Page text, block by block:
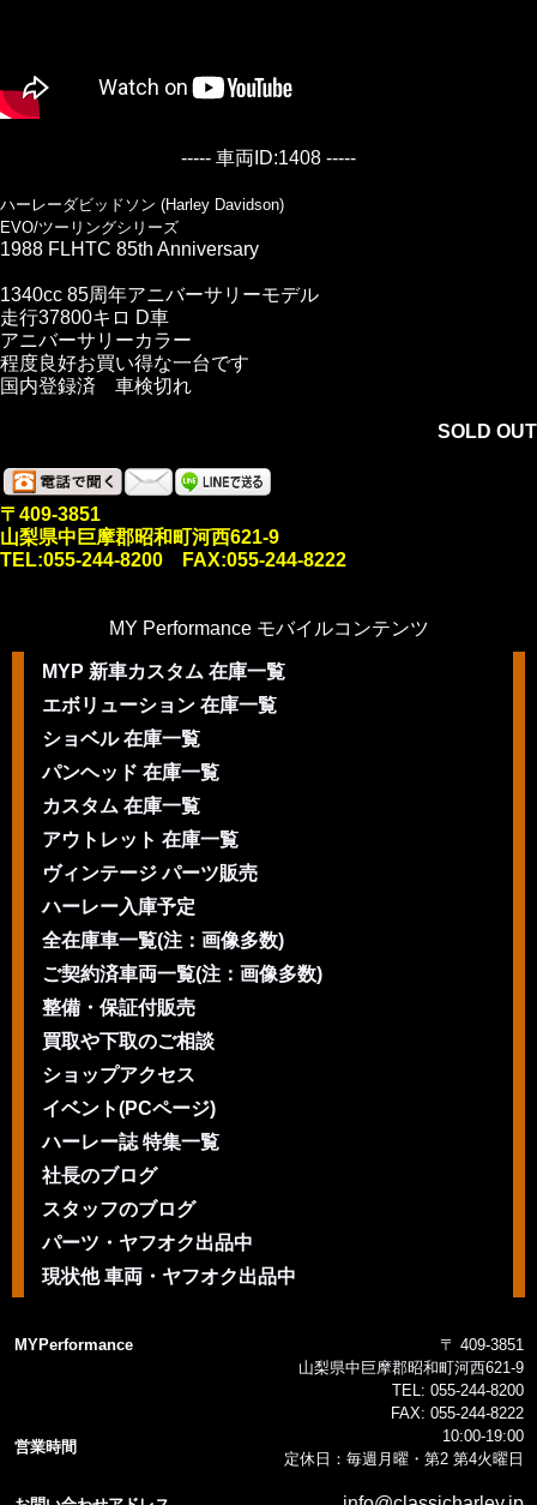
----- 車両ID:1408 -----
ハーレーダビッドソン (Harley Davidson)
EVO/ツーリングシリーズ
1988 FLHTC 85th Anniversary
1340cc 85周年アニバーサリーモデル
走行37800キロ D車
アニバーサリーカラー
程度良好お買い得な一台です
国内登録済 車検切れ
SOLD OUT
〒409-3851
山梨県中巨摩郡昭和町河西621-9
TEL:055-244-8200 FAX:055-244-8222
MY Performance モバイルコンテンツ
MYP 新車カスタム 在庫一覧
エボリューション 在庫一覧
ショベル 在庫一覧
パンヘッド 在庫一覧
カスタム 在庫一覧
アウトレット 在庫一覧
ヴィンテージ パーツ販売
ハーレー入庫予定
全在庫車一覧(注：画像多数)
ご契約済車両一覧(注：画像多数)
整備・保証付販売
買取や下取のご相談
ショップアクセス
イベント(PCページ)
ハーレー誌 特集一覧
社長のブログ
スタッフのブログ
パーツ・ヤフオク出品中
現状他 車両・ヤフオク出品中
MYPerformance
〒 409-3851
山梨県中巨摩郡昭和町河西621-9
TEL: 055-244-8200
FAX: 055-244-8222
営業時間
10:00-19:00
定休日：毎週月曜・第2 第4火曜日